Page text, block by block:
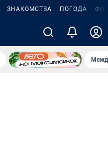
ЗНАКОМСТВА ПОГОДА